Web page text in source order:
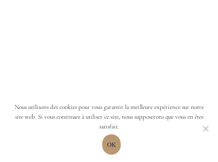
Nous utilisons des cookies pour vous garantir la meilleure expérience sur notre
site web. Si vous continuez à utiliser ce site, nous supposerons que vous en êtes
satisfait.
OK